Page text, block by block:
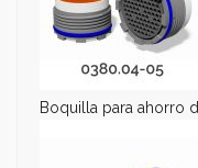
Boquilla para ahorro